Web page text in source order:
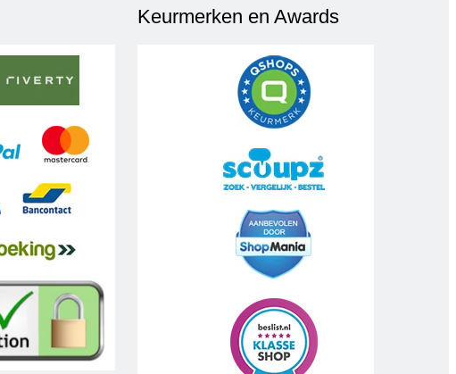
Keurmerken en Awards